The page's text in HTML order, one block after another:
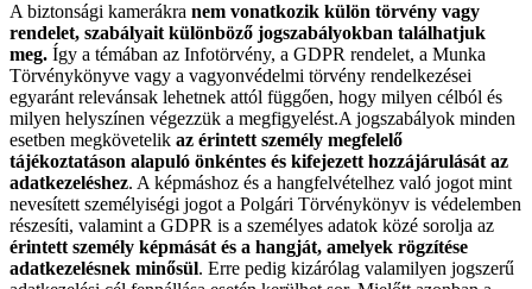
A biztonsági kamerákra nem vonatkozik külön törvény vagy
rendelet, szabályait különböző jogszabályokban találhatjuk
meg. Így a témában az Infotörvény, a GDPR rendelet, a Munka
Törvénykönyve vagy a vagyonvédelmi törvény rendelkezései
egyaránt relevánsak lehetnek attól függően, hogy milyen célból és
milyen helyszínen végezzük a megfigyelést.A jogszabályok minden
esetben megkövetelik az érintett személy megfelelő
tájékoztatáson alapuló önkéntes és kifejezett hozzájárulását az
adatkezeléshez. A képmáshoz és a hangfelvételhez való jogot mint
nevesített személyiségi jogot a Polgári Törvénykönyv is védelemben
részesíti, valamint a GDPR is a személyes adatok közé sorolja az
érintett személy képmását és a hangját, amelyek rögzítése
adatkezelésnek minősül. Erre pedig kizárólag valamilyen jogszerű